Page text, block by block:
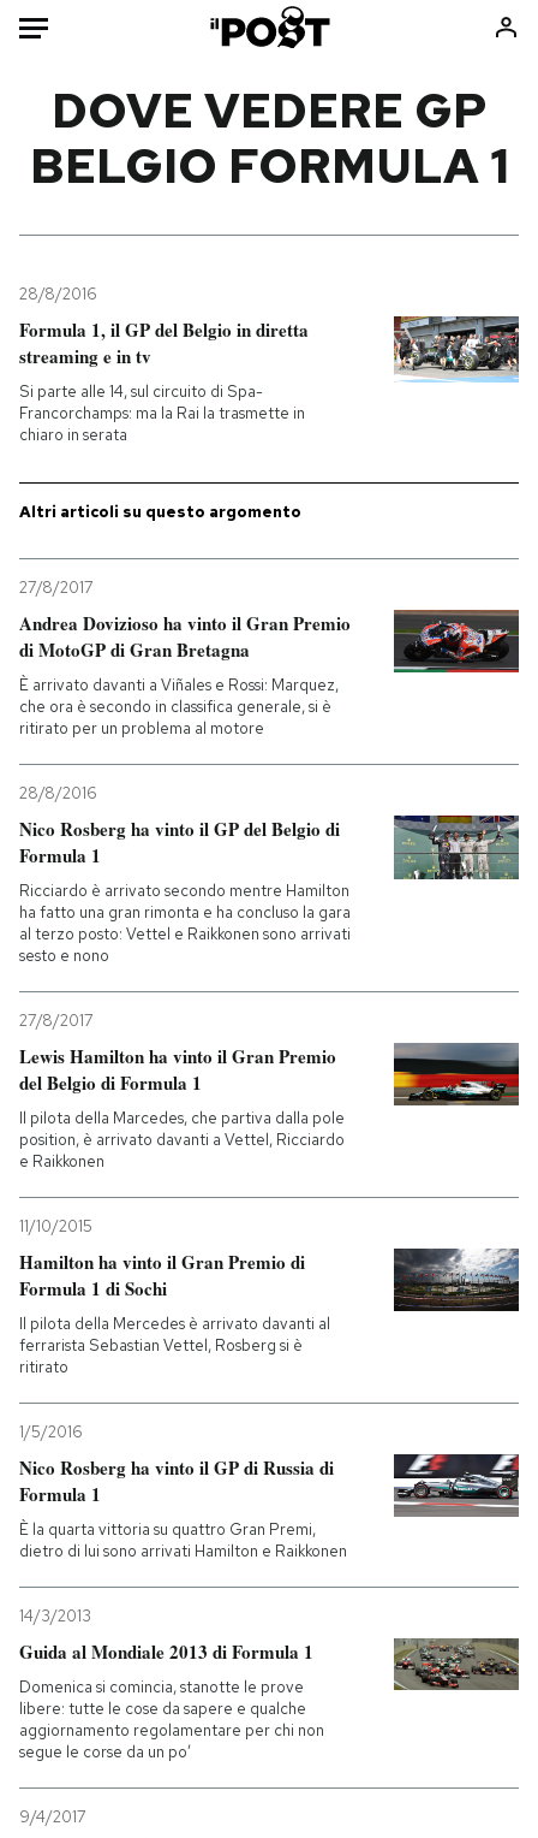
HOME
Mondo
Tecnologia
Internet
Cultura
Economia
Sport
Libri
Ok Boomer!
Mondiali calcio 2026
PODCAST
SHOP
CALENDARIO
DOVE VEDERE GP
BELGIO FORMULA 1
28/8/2016
Formula 1, il GP del Belgio in diretta
streaming e in tv
Si parte alle 14, sul circuito di Spa-
Francorchamps: ma la Rai la trasmette in
chiaro in serata
Altri articoli su questo argomento
27/8/2017
Andrea Dovizioso ha vinto il Gran Premio
di MotoGP di Gran Bretagna
È arrivato davanti a Viñales e Rossi: Marquez,
che ora è secondo in classifica generale, si è
ritirato per un problema al motore
28/8/2016
Nico Rosberg ha vinto il GP del Belgio di
Formula 1
Ricciardo è arrivato secondo mentre Hamilton
ha fatto una gran rimonta e ha concluso la gara
al terzo posto: Vettel e Raikkonen sono arrivati
sesto e nono
27/8/2017
Lewis Hamilton ha vinto il Gran Premio
del Belgio di Formula 1
Il pilota della Marcedes, che partiva dalla pole
position, è arrivato davanti a Vettel, Ricciardo
e Raikkonen
11/10/2015
Hamilton ha vinto il Gran Premio di
Formula 1 di Sochi
Il pilota della Mercedes è arrivato davanti al
ferrarista Sebastian Vettel, Rosberg si è
ritirato
1/5/2016
Nico Rosberg ha vinto il GP di Russia di
Formula 1
È la quarta vittoria su quattro Gran Premi,
dietro di lui sono arrivati Hamilton e Raikkonen
14/3/2013
Guida al Mondiale 2013 di Formula 1
Domenica si comincia, stanotte le prove
libere: tutte le cose da sapere e qualche
aggiornamento regolamentare per chi non
segue le corse da un po’
9/4/2017